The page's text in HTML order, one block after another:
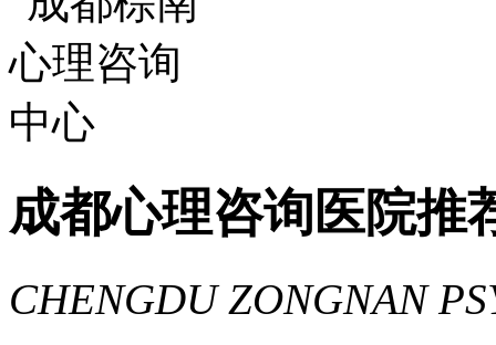
费
成都心理医院哪里好
成都心理咨询医院推
CHENGDU ZONGNAN